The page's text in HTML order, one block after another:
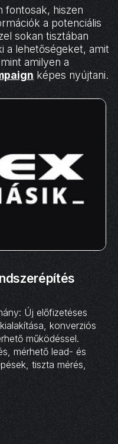
fontosak, hiszen
a potenciális
sokan tisztában
a lehetőségeket, amit
amilyen a
képes nyújtani.
Új előfizetéses
konverziós
működéssel.
mérhető lead- és
tiszta mérés,